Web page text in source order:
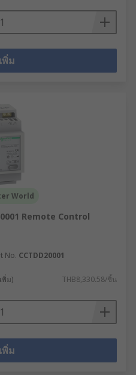
พิ่ม
World
Remote Control
No. CCTDD20001
พิ่ม) THB8,330.58/ชิ้น
พิ่ม